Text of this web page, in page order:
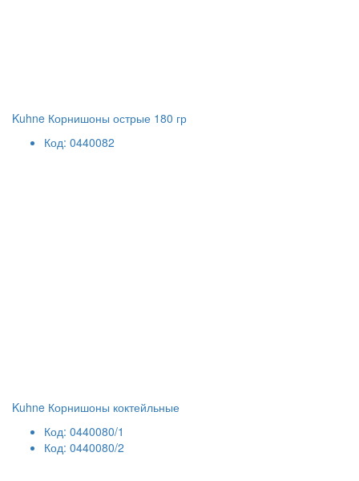
Kuhne Корнишоны острые 180 гр
Код: 0440082
Kuhne Корнишоны коктейльные
Код: 0440080/1
Код: 0440080/2